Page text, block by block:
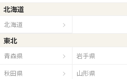
北海道
北海道
東北
青森県 岩手県
秋田県
山形県